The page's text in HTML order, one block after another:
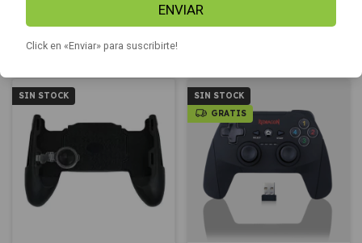
COMPRAR
Luz Led RGB Netmak NM-
SIN STOCK
SIN STOCK
GRATIS
ENVIAR
Click en «Enviar» para suscribirte!